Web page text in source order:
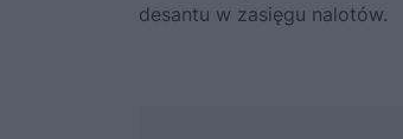
desantu w zasięgu nalotów.